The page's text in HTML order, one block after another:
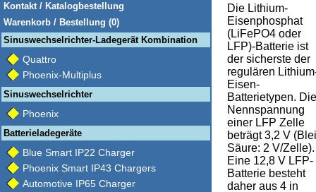
Kontakt / Katalogbestellung
Warenkorb / Bestellung (0)
Sinuswechselrichter-Ladegerät Kombination
Quattro
Phoenix-Multiplus
Sinuswechselrichter
Phoenix
Batterieladegeräte
Blue Smart IP22 Charger
Phoenix Smart IP43 Chargers
Automotive IP65 Charger
Die Lithium-
Eisenphosphat
(LiFePO4 oder
LFP)-Batterie ist
der sicherste der
regulären
Eisen-
Batterietypen. Die
Nennspannung
einer LFP Zelle
beträgt 3,2 V
Säure: 2 V/Zelle).
Eine 12,8 V LFP-
Batterie besteht
daher aus 4 in